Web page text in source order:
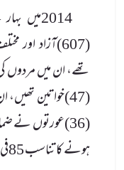
2014میں
(607)آزاد اور
(36)عورتوں نے
ہونے کا تناسب 85فی صد اور عورتوں میں 76.60 رہا